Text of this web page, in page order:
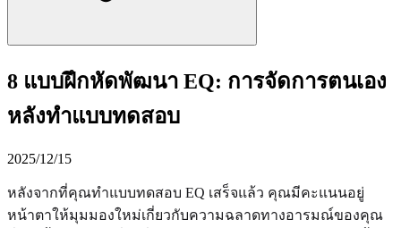
8 แบบฝึกหัดพัฒนา EQ: การจัดการตนเอง
หลังทำแบบทดสอบ
2025/12/15
หลังจากที่คุณทำแบบทดสอบ EQ เสร็จแล้ว คุณมีคะแนนอยู่
หน้าตาให้มุมมองใหม่เกี่ยวกับความฉลาดทางอารมณ์ของคุณ